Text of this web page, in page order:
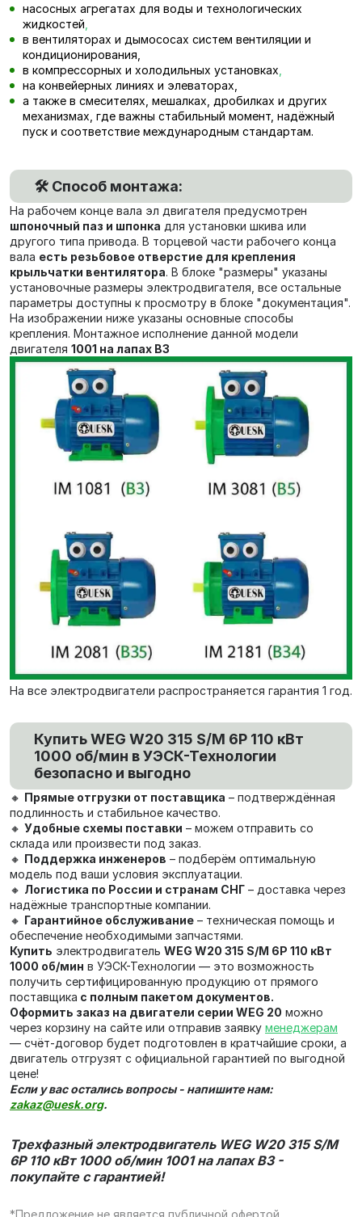
насосных агрегатах для воды и технологических
жидкостей
в вентиляторах и дымососах систем вентиляции и
кондиционирования,
в компрессорных и холодильных установках
на конвейерных линиях и элеваторах,
а также в смесителях, мешалках, дробилках и других
механизмах, где важны стабильный момент, надёжный
пуск и соответствие международным стандартам.
🛠️ Способ монтажа:
На рабочем конце вала эл двигателя предусмотрен
шпоночный паз и шпонка для установки шкива или
другого типа привода. В торцевой части рабочего конца
вала есть резьбовое отверстие для крепления
крыльчатки вентилятора. В блоке "размеры" указаны
установочные размеры электродвигателя, все остальные
параметры доступны к просмотру в блоке "документация".
На изображении ниже указаны основные способы
крепления. Монтажное исполнение данной модели
двигателя 1001 на лапах В3
На все электродвигатели распространяется гарантия 1 год.
Купить WEG W20 315 S/M 6P 110 кВт
1000 об/мин в УЭСК-Технологии
безопасно и выгодно
🔸 Прямые отгрузки от поставщика – подтверждённая
подлинность и стабильное качество.
🔸 Удобные схемы поставки – можем отправить со
склада или произвести под заказ.
🔸 Поддержка инженеров – подберём оптимальную
модель под ваши условия эксплуатации.
🔸 Логистика по России и странам СНГ – доставка через
надёжные транспортные компании.
🔸 Гарантийное обслуживание – техническая помощь и
обеспечение необходимыми запчастями.
Купить электродвигатель WEG W20 315 S/M 6P 110 кВт
1000 об/мин в УЭСК-Технологии — это возможность
получить сертифицированную продукцию от прямого
поставщика с полным пакетом документов.
Оформить заказ на двигатели серии WEG 20 можно
через корзину на сайте или отправив заявку менеджерам
— счёт‑договор будет подготовлен в кратчайшие сроки, а
двигатель отгрузят с официальной гарантией по выгодной
цене!
Если у вас остались вопросы - напишите нам:
zakaz@uesk.org.
Трехфазный электродвигатель WEG W20 315 S/M
6P 110 кВт 1000 об/мин 1001 на лапах В3 -
покупайте с гарантией!